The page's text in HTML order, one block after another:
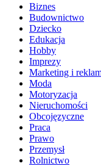
Biznes
Budownictwo
Dziecko
Edukacja
Hobby
Imprezy
Marketing i
Moda
Motoryzacja
Nieruchomości
Obcojęzyczne
Praca
Prawo
Przemysł
Rolnictwo